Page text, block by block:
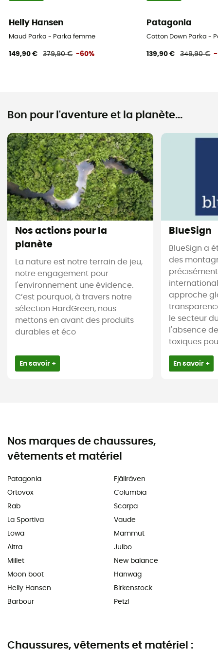
Helly Hansen
Maud Parka - Parka femme
149,90 € 379,90 € -60%
Patagonia
Cotton Down Parka -
139,90 € 349,90 € -
Bon pour l'aventure et la planète...
Nos actions pour la
planète
La nature est notre terrain de jeu,
notre engagement pour
l'environnement une évidence.
C’est pourquoi, à travers notre
sélection HardGreen, nous
mettons en avant des produits
durables et éco
En savoir +
BlueSign
BlueSign a
des
approche
le secteur
l'absence
toxiques
En savoir +
Nos marques de chaussures,
vêtements et matériel
Patagonia
Ortovox
Rab
La Sportiva
Lowa
Altra
Millet
Moon boot
Helly Hansen
Barbour
Fjällräven
Columbia
Scarpa
Vaude
Mammut
Julbo
New balance
Hanwag
Birkenstock
Petzl
Chaussures, vêtements et matériel :